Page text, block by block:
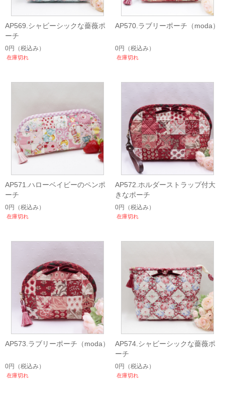
AP569.シャビーシックな薔薇ポ
ーチ
0円 （税込み）
在庫切れ
AP570.ラブリーポーチ（moda）
0円 （税込み）
在庫切れ
AP571.ハローベイビーのペンポ
ーチ
0円 （税込み）
在庫切れ
AP572.ホルダーストラップ付大
きなポーチ
0円 （税込み）
在庫切れ
AP573.ラブリーポーチ（moda）
0円 （税込み）
在庫切れ
AP574.シャビーシックな薔薇ポ
ーチ
0円 （税込み）
在庫切れ